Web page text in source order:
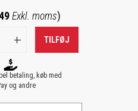
Exkl. moms)
TILFØJ
betaling, køb med
og andre